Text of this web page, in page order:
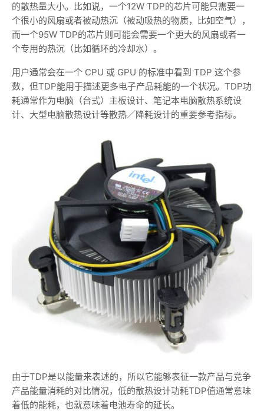
的散热量大小。比如说，一个12W TDP的芯片可能只需要一
个很小的风扇或者被动热沉（被动吸热的物质，比如空气），
而一个95W TDP的芯片则可能会需要一个更大的风扇或者一
个专用的热沉（比如循环的冷却水）。
用户通常会在一个 CPU 或 GPU 的标准中看到 TDP 这个参
数，但TDP能用于描述更多电子产品耗能的一个状况。TDP功
耗通常作为电脑（台式）主板设计、笔记本电脑散热系统设
计、大型电脑散热设计等散热／降耗设计的重要参考指标。
由于TDP是以能量来表述的，所以它能够表征一款产品与竞争
产品能量消耗的对比情况，低的散热设计功耗TDP值通常意味
着低的能耗，也就意味着电池寿命的延长。